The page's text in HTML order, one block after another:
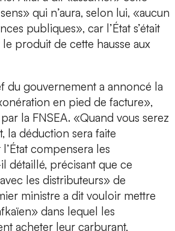
qui n’aura, selon lui, «aucun
publiques», car l’État s’était
produit de cette hausse aux
du gouvernement a annoncé la
en pied de facture»,
la FNSEA. «Quand vous serez
la déduction sera faite
compensera les
détaillé, précisant que ce
les distributeurs» de
ministre a dit vouloir mettre
dans lequel les
acheter leur carburant,